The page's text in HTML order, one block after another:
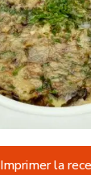
Imprimer la